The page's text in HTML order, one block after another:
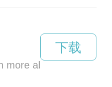
about how this
下载